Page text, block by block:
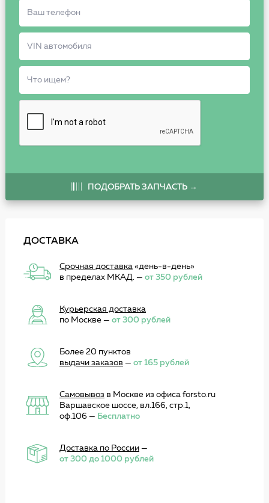
ПОДОБРАТЬ ЗАПЧАСТЬ →
ДОСТАВКА
Срочная доставка«день-в-день»
в пределах МКАД. — от 350 рублей
Курьерская доставка
по Москве — от 300 рублей
Более 20 пунктов
выдачи заказов — от 165 рублей
Самовывоз в Москве из офиса forsto.ru
Варшавское шоссе, вл.166, стр.1,
оф.106 — Бесплатно
Доставка по России—
от 300 до 1000 рублей